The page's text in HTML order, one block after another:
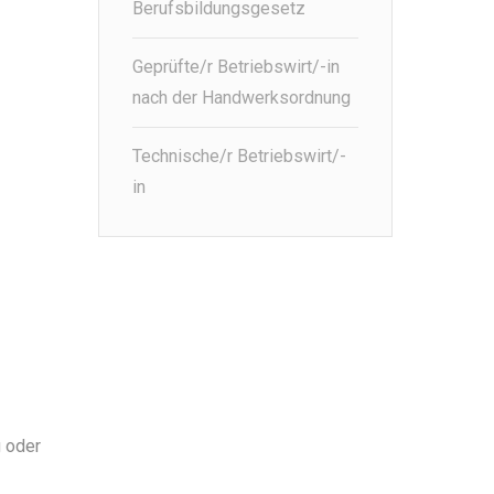
oder
Berufsbildungsgesetz
Geprüfte/r Betriebswirt/-in
nach der Handwerksordnung
Technische/r Betriebswirt/-
in